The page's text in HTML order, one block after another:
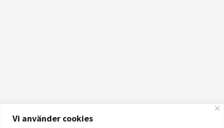
Vi använder cookies